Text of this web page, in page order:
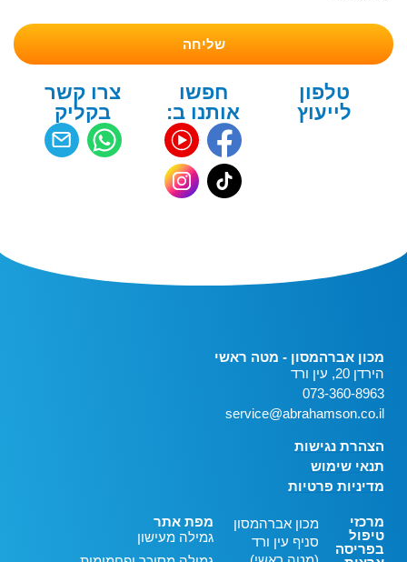
שליחה
טלפון
לייעוץ
חפשו
אותנו ב:
צרו קשר
בקליק
מכון אברהמסון - מטה ראשי
הירדן 20, עין ורד
073-360-8963
service@abrahamson.co.il
הצהרת נגישות
תנאי שימוש
מדיניות פרטיות
מרכזי
טיפול
בפריסה
מכון אברהמסון
סניף עין ורד
מפת אתר
גמילה מעישון